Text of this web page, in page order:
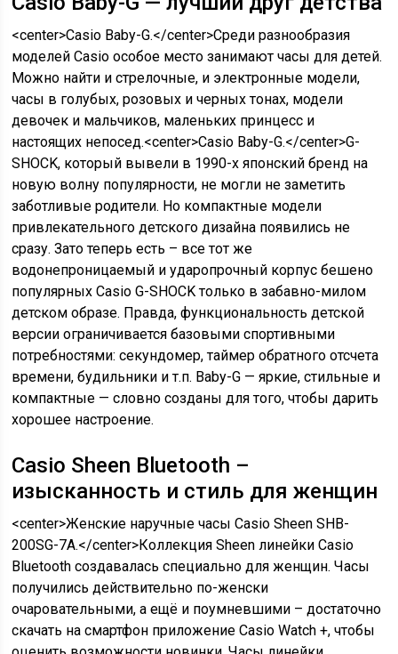
<center>Casio Baby-G.</center>Среди разнообразия
моделей Casio особое место занимают часы для детей.
Можно найти и стрелочные, и электронные модели,
часы в голубых, розовых и черных тонах, модели
девочек и мальчиков, маленьких принцесс и
настоящих непосед.<center>Casio Baby-G.</center>G-
SHOCK, который вывели в 1990-х японский бренд на
новую волну популярности, не могли не заметить
заботливые родители. Но компактные модели
привлекательного детского дизайна появились не
сразу. Зато теперь есть – все тот же
водонепроницаемый и ударопрочный корпус бешено
популярных Casio G-SHOCK только в забавно-милом
детском образе. Правда, функциональность детской
версии ограничивается базовыми спортивными
потребностями: секундомер, таймер обратного отсчета
времени, будильники и т.п. Baby-G — яркие, стильные и
компактные — словно созданы для того, чтобы дарить
хорошее настроение.
Casio Sheen Bluetooth –
изысканность и стиль для женщин
<center>Женские наручные часы Casio Sheen SHB-
200SG-7A.</center>Коллекция Sheen линейки Casio
Bluetooth создавалась специально для женщин. Часы
получились действительно по-женски
очаровательными, а ещё и поумневшими – достаточно
скачать на смартфон приложение Casio Watch +, чтобы